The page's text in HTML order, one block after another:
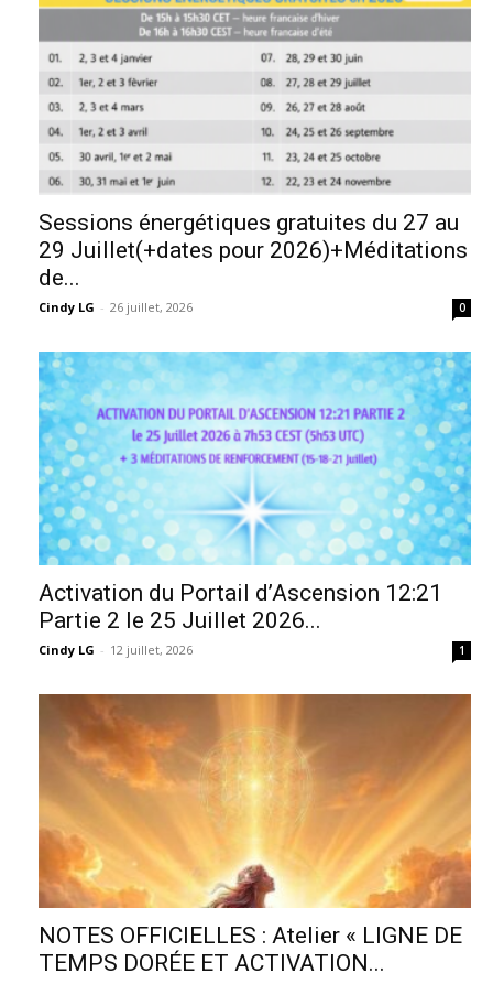
Sessions énergétiques gratuites du 27 au
29 Juillet(+dates pour 2026)+Méditations
de...
Cindy LG - 26 juillet, 2026 0
Activation du Portail d’Ascension 12:21
Partie 2 le 25 Juillet 2026...
Cindy LG - 12 juillet, 2026 1
NOTES OFFICIELLES : Atelier « LIGNE DE
TEMPS DORÉE ET ACTIVATION...